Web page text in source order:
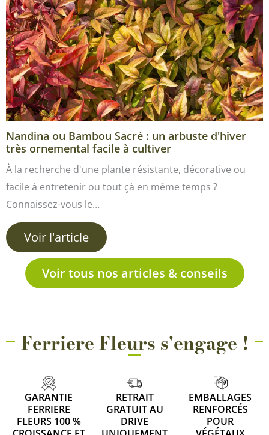
Nandina ou Bambou Sacré : un arbuste d'hiver
très ornemental facile à cultiver
À la recherche d'une plante résistante, décorative ou
facile à entretenir ou tout çà en même temps ?
Connaissez-vous le…
Voir l'article
Voir tous nos articles & conseils
Ferriere Fleurs s'engage !
GARANTIE
FERRIERE
FLEURS 100 %
RETRAIT
GRATUIT AU
DRIVE
EMBALLAGES
RENFORCÉS
POUR